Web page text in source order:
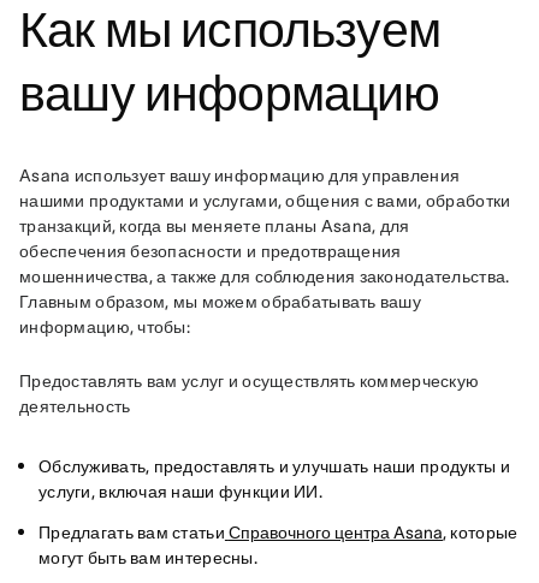
Как мы используем
вашу информацию
Asana использует вашу информацию для управления
нашими продуктами и услугами, общения с вами, обработки
транзакций, когда вы меняете планы Asana, для
обеспечения безопасности и предотвращения
мошенничества, а также для соблюдения законодательства.
Главным образом, мы можем обрабатывать вашу
информацию, чтобы:
Предоставлять вам услуг и осуществлять коммерческую
деятельность
Обслуживать, предоставлять и улучшать наши продукты и
услуги, включая наши функции ИИ.
Предлагать вам статьи Справочного центра Asana, которые
могут быть вам интересны.